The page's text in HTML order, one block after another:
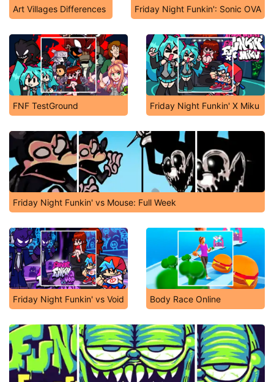
Art Villages Differences Friday Night Funkin': Sonic OVA
FNF TestGround Friday Night Funkin' X Miku
Friday Night Funkin' vs Mouse: Full Week
Friday Night Funkin' vs Void Body Race Online